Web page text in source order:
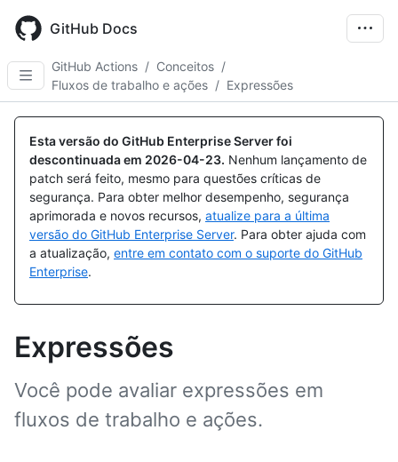
main
content
GitHub Docs
GitHub Actions / Conceitos /
Fluxos de trabalho e ações / Expressões
Esta versão do GitHub Enterprise Server foi
descontinuada em 2026-04-23. Nenhum lançamento de
patch será feito, mesmo para questões críticas de
segurança. Para obter melhor desempenho, segurança
aprimorada e novos recursos, atualize para a última
versão do GitHub Enterprise Server. Para obter ajuda com
a atualização, entre em contato com o suporte do GitHub
Enterprise.
Expressões
Você pode avaliar expressões em
fluxos de trabalho e ações.